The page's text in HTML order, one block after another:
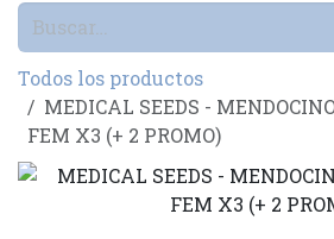
Todos los productos
MEDICAL SEEDS -
FEM X3 (+ 2 PROMO)